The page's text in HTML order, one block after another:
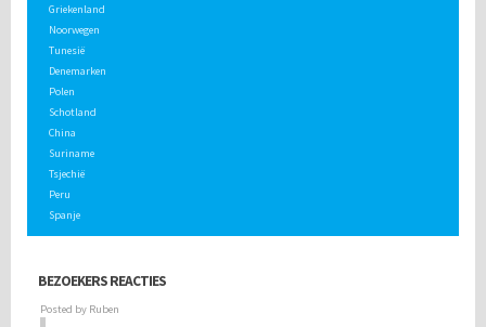
Griekenland
Noorwegen
Tunesië
Denemarken
Polen
Schotland
China
Suriname
Tsjechië
Peru
Spanje
BEZOEKERS REACTIES
Posted by Ruben